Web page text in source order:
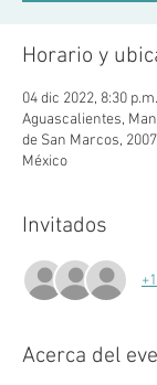
Horario y
04 dic 2022, 8:30
Aguascalientes,
de San Marcos,
México
Invitados
Acerca del